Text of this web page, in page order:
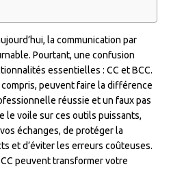
la communication par
Pourtant, une confusion
essentielles : CC et BCC.
peuvent faire la différence
réussie et un faux pas
le voile sur ces outils puissants,
échanges, de protéger la
et d’éviter les erreurs coûteuses.
peuvent transformer votre